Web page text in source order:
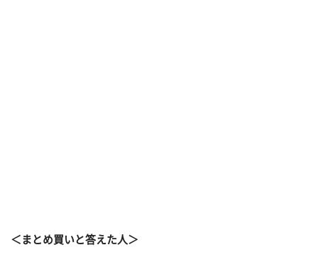
＜まとめ買いと答えた人＞